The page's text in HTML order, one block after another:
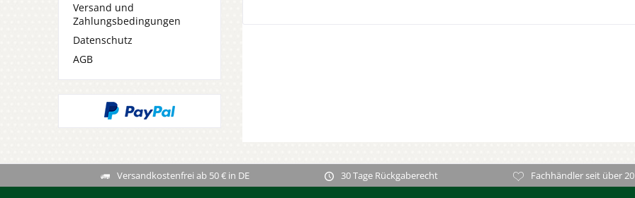
Versand und
Zahlungsbedingungen
Datenschutz
AGB
Versandkostenfrei ab 50 € in DE 30 Tage Rückgaberecht Fachhändler seit über 20